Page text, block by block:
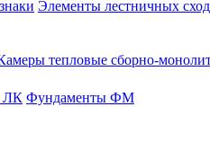
Элементы лестничных
тепловые сборно-
ЛК Фундаменты ФМ